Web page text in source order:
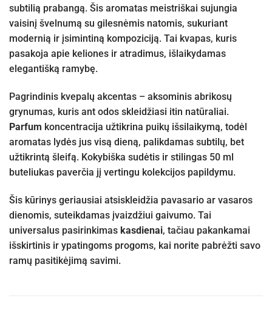
subtilią prabangą. Šis aromatas meistriškai sujungia
vaisinį švelnumą su gilesnėmis natomis, sukuriant
modernią ir įsimintiną kompoziciją. Tai kvapas, kuris
pasakoja apie keliones ir atradimus, išlaikydamas
elegantišką ramybę.
Pagrindinis kvepalų akcentas – aksominis abrikosų
grynumas, kuris ant odos skleidžiasi itin natūraliai.
Parfum koncentracija užtikrina puikų išsilaikymą, todėl
aromatas lydės jus visą dieną, palikdamas subtilų, bet
užtikrintą šleifą. Kokybiška sudėtis ir stilingas 50 ml
buteliukas paverčia jį vertingu kolekcijos papildymu.
Šis kūrinys geriausiai atsiskleidžia pavasario ar vasaros
dienomis, suteikdamas įvaizdžiui gaivumo. Tai
universalus pasirinkimas kasdienai, tačiau pakankamai
išskirtinis ir ypatingoms progoms, kai norite pabrėžti savo
ramų pasitikėjimą savimi.